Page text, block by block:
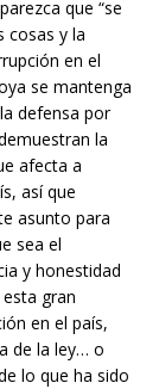
que “se
cosas y la
en el
se mantenga
defensa por
la
afecta a
así que
asunto para
sea el
y honestidad
gran
en el país,
de la ley… o
lo que ha sido